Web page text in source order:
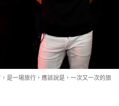
是一場旅行，應該說是，一次又一次的旅